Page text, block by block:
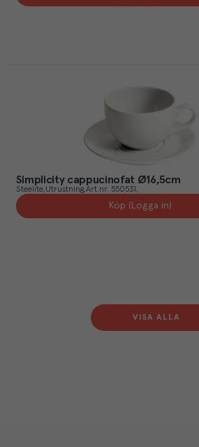
Simplicity cappucinofat Ø16,5cm
Steelite Utrustning Art.nr. 550531
Köp (Logga in)
VISA ALLA